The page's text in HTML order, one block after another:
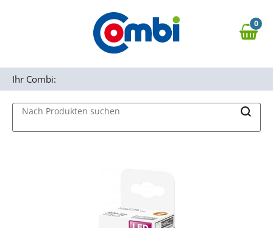
Zur Navigation springen
0,00 €
0
Nach Produkten suchen
Ihr Combi: